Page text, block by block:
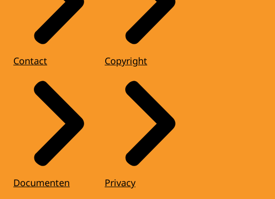
Contact
Documenten
Copyright
Privacy